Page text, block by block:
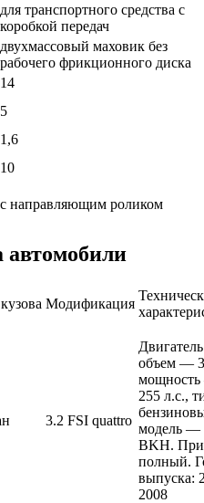
для транспортного средства с
коробкой передач
двухмассовый маховик без
рабочего фрикционного диска
14
5
1,6
10
с направляющим роликом
автомобили
Модификация
3.2 FSI quattro
объем —
255 л.с.,
модель —
BKH.
полный.
выпуска:
2008